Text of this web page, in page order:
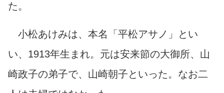
た。
小松あけみは、本名「平松アサノ」とい
い、1913年生まれ。元は安来節の大御所、山
崎政子の弟子で、山崎朝子といった。なお二